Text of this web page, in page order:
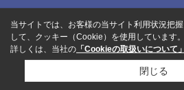
当サイトでは、お客様の当サイト利用状況把
して、クッキー（Cookie）を使用しています。
詳しくは、当社の 「Cookieの取扱いについて」
閉じる